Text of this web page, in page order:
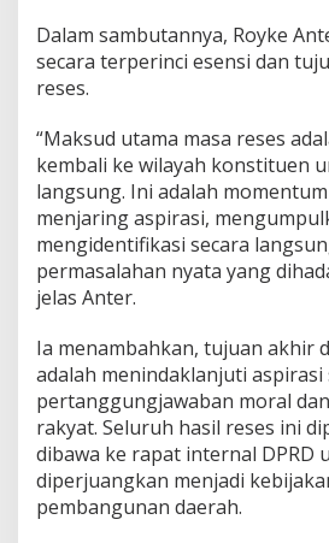
Dalam sambutannya, Royke
secara terperinci esensi dan
reses.
“Maksud utama masa reses
kembali ke wilayah konstituen
langsung. Ini adalah
menjaring aspirasi,
mengidentifikasi secara
permasalahan nyata yang
jelas Anter.
Ia menambahkan, tujuan akhir
adalah menindaklanjuti aspirasi
pertanggungjawaban moral
rakyat. Seluruh hasil reses ini
dibawa ke rapat internal DPRD
diperjuangkan menjadi
pembangunan daerah.